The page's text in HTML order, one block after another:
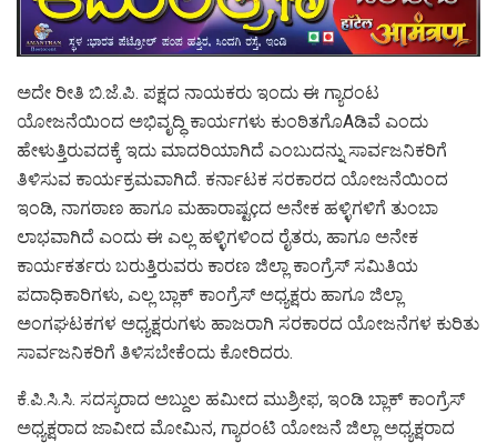
ಅದೇ ರೀತಿ ಬಿ.ಜೆ.ಪಿ. ಪಕ್ಷದ ನಾಯಕರು ಇಂದು ಈ ಗ್ಯಾರಂಟ
ಯೋಜನೆಯಿಂದ ಅಭಿವೃದ್ಧಿ ಕಾರ್ಯಗಳು ಕುಂಠಿತಗೊAಡಿವೆ ಎಂದು
ಹೇಳುತ್ತಿರುವದಕ್ಕೆ ಇದು ಮಾದರಿಯಾಗಿದೆ ಎಂಬುದನ್ನು ಸಾರ್ವಜನಿಕರಿಗೆ
ತಿಳಿಸುವ ಕಾರ್ಯಕ್ರಮವಾಗಿದೆ. ಕರ್ನಾಟಕ ಸರಕಾರದ ಯೋಜನೆಯಿಂದ
ಇಂಡಿ, ನಾಗಠಾಣ ಹಾಗೂ ಮಹಾರಾಷ್ಟçದ ಅನೇಕ ಹಳ್ಳಿಗಳಿಗೆ ತುಂಬಾ
ಲಾಭವಾಗಿದೆ ಎಂದು ಈ ಎಲ್ಲ ಹಳ್ಳಿಗಳಿಂದ ರೈತರು, ಹಾಗೂ ಅನೇಕ
ಕಾರ್ಯಕರ್ತರು ಬರುತ್ತಿರುವರು ಕಾರಣ ಜಿಲ್ಲಾ ಕಾಂಗ್ರೆಸ್ ಸಮಿತಿಯ
ಪದಾಧಿಕಾರಿಗಳು, ಎಲ್ಲ ಬ್ಲಾಕ್ ಕಾಂಗ್ರೆಸ್ ಅಧ್ಯಕ್ಷರು ಹಾಗೂ ಜಿಲ್ಲಾ
ಅಂಗಘಟಕಗಳ ಅಧ್ಯಕ್ಷರುಗಳು ಹಾಜರಾಗಿ ಸರಕಾರದ ಯೋಜನೆಗಳ ಕುರಿತು
ಸಾರ್ವಜನಿಕರಿಗೆ ತಿಳಿಸಬೇಕೆಂದು ಕೋರಿದರು.
ಕೆ.ಪಿ.ಸಿ.ಸಿ. ಸದಸ್ಯರಾದ ಅಬ್ದುಲ ಹಮೀದ ಮುಶ್ರೀಫ, ಇಂಡಿ ಬ್ಲಾಕ್ ಕಾಂಗ್ರೆಸ್
ಅಧ್ಯಕ್ಷರಾದ ಜಾವೀದ ಮೋಮಿನ, ಗ್ಯಾರಂಟಿ ಯೋಜನೆ ಜಿಲ್ಲಾ ಅಧ್ಯಕ್ಷರಾದ